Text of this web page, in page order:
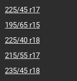
225/45 r17
195/65 r15
225/40 r18
215/55 r17
235/45 r18